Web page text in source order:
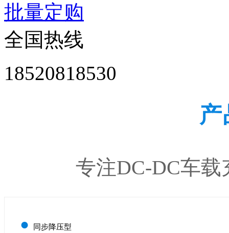
批量定购
全国热线
18520818530
产
专注DC-DC车
● 同步降压型